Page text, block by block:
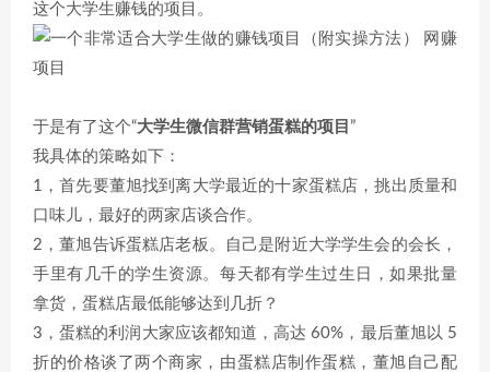
这个大学生赚钱的项目。
于是有了这个“大学生微信群营销蛋糕的项目 ”
我具体的策略如下：
1，首先要董旭找到离大学最近的十家蛋糕店，挑出质量和
口味儿，最好的两家店谈合作。
2，董旭告诉蛋糕店老板。自己是附近大学学生会的会长，
手里有几千的学生资源。每天都有学生过生日，如果批量
拿货，蛋糕店最低能够达到几折？
3，蛋糕的利润大家应该都知道，高达 60%，最后董旭以 5
折的价格谈了两个商家，由蛋糕店制作蛋糕，董旭自己配